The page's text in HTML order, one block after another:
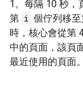
1。每隔 10 秒，
第 i 個佇列移
時，核心會從第
中的頁面，該頁
最近使用的頁面。